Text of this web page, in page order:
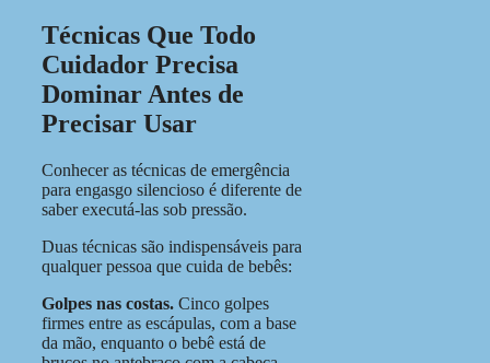
Técnicas Que Todo
Cuidador Precisa
Dominar Antes de
Precisar Usar
Conhecer as técnicas de emergência
para engasgo silencioso é diferente de
saber executá-las sob pressão.
Duas técnicas são indispensáveis para
qualquer pessoa que cuida de bebês:
Golpes nas costas. Cinco golpes
firmes entre as escápulas, com a base
da mão, enquanto o bebê está de